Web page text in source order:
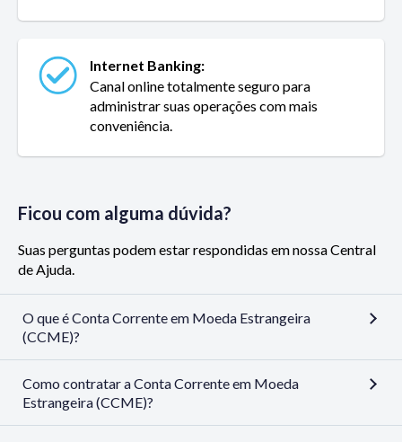
Internet Banking:
Canal online totalmente seguro para
administrar suas operações com mais
conveniência.
Ficou com alguma dúvida?
Suas perguntas podem estar respondidas em nossa Central
de Ajuda.
O que é Conta Corrente em Moeda Estrangeira
(CCME)?
Como contratar a Conta Corrente em Moeda
Estrangeira (CCME)?